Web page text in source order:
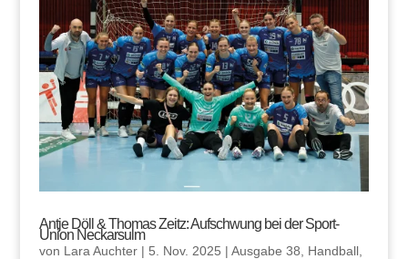
Antje Döll & Thomas Zeitz: Aufschwung bei der Sport-
Union Neckarsulm
von Lara Auchter| 5. Nov. 2025 | Ausgabe 38 Handball,